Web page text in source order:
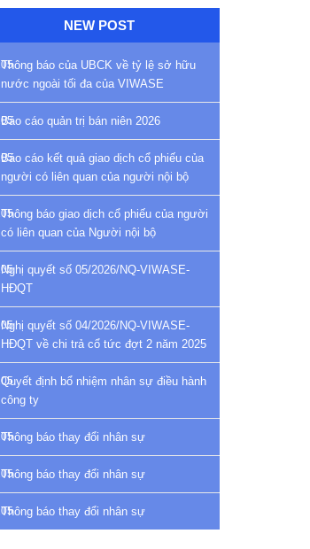
NEW POST
Thông báo của UBCK về tỷ lệ sở hữu
nước ngoài tối đa của VIWASE
Báo cáo quản trị bán niên 2026
Báo cáo kết quả giao dịch cổ phiếu của
người có liên quan của người nội bộ
Thông báo giao dịch cổ phiếu của người
có liên quan của Người nội bộ
Nghị quyết số 05/2026/NQ-VIWASE-
HĐQT
Nghị quyết số 04/2026/NQ-VIWASE-
HĐQT về chi trả cổ tức đợt 2 năm 2025
Quyết định bổ nhiệm nhân sự điều hành
công ty
Thông báo thay đổi nhân sự
Thông báo thay đổi nhân sự
Thông báo thay đổi nhân sự